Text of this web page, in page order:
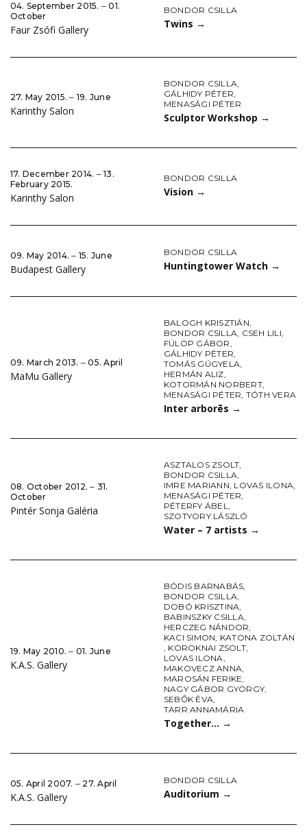
04. September 2015. ‒ 01.
October
Faur Zsófi Gallery
BONDOR CSILLA
Twins →
27. May 2015. ‒ 19. June
Karinthy Salon
BONDOR CSILLA,
GÁLHIDY PÉTER,
MENASÁGI PÉTER
Sculptor Workshop →
17. December 2014. ‒ 13.
February 2015.
Karinthy Salon
BONDOR CSILLA
Vision →
09. May 2014. ‒ 15. June
Budapest Gallery
BONDOR CSILLA
Huntingtower Watch →
09. March 2013. ‒ 05. April
MaMu Gallery
BALOGH KRISZTIÁN,
BONDOR CSILLA, CSEH LILI,
FÜLÖP GÁBOR,
GÁLHIDY PÉTER,
TOMÁS GÚGYELA,
HERMÁN ALIZ,
KOTORMÁN NORBERT,
MENASÁGI PÉTER, TÓTH VERA
Inter arborēs →
08. October 2012. ‒ 31.
October
Pintér Sonja Galéria
ASZTALOS ZSOLT,
BONDOR CSILLA,
IMRE MARIANN, LOVAS ILONA,
MENASÁGI PÉTER,
PÉTERFY ÁBEL,
SZOTYORY LÁSZLÓ
Water – 7 artists →
19. May 2010. ‒ 01. June
K.A.S. Gallery
BÓDIS BARNABÁS,
BONDOR CSILLA,
DOBÓ KRISZTINA,
BABINSZKY CSILLA,
HERCZEG NÁNDOR,
KACI SIMON, KATONA ZOLTÁN
, KOROKNAI ZSOLT,
LOVAS ILONA,
MAKOVECZ ANNA,
MAROSÁN FERIKE,
NAGY GÁBOR GYÖRGY,
SEBŐK ÉVA,
TARR ANNAMÁRIA
Together… →
05. April 2007. ‒ 27. April
K.A.S. Gallery
BONDOR CSILLA
Auditorium →